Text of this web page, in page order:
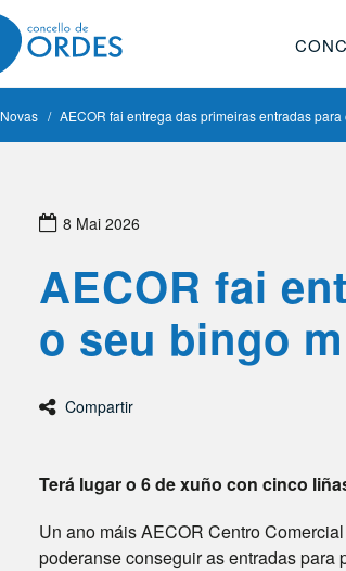
Novas AECOR fai entrega das primeiras entradas
8 Mai 2026
AECOR fai
o seu bingo
Compartir
Terá lugar o 6 de xuño con cinco
Un ano máis AECOR Centro
poderanse conseguir as entradas para